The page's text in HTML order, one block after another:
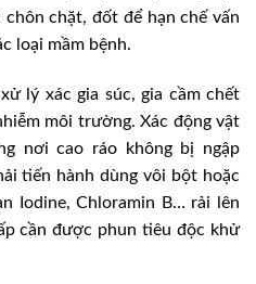
chặt, đốt để hạn chế vấn
loại mầm bệnh.
lý xác gia súc, gia cầm chết
môi trường. Xác động vật
nơi cao ráo không bị ngập
tiến hành dùng vôi bột hoặc
Iodine, Chloramin B… rải lên
cần được phun tiêu độc khử